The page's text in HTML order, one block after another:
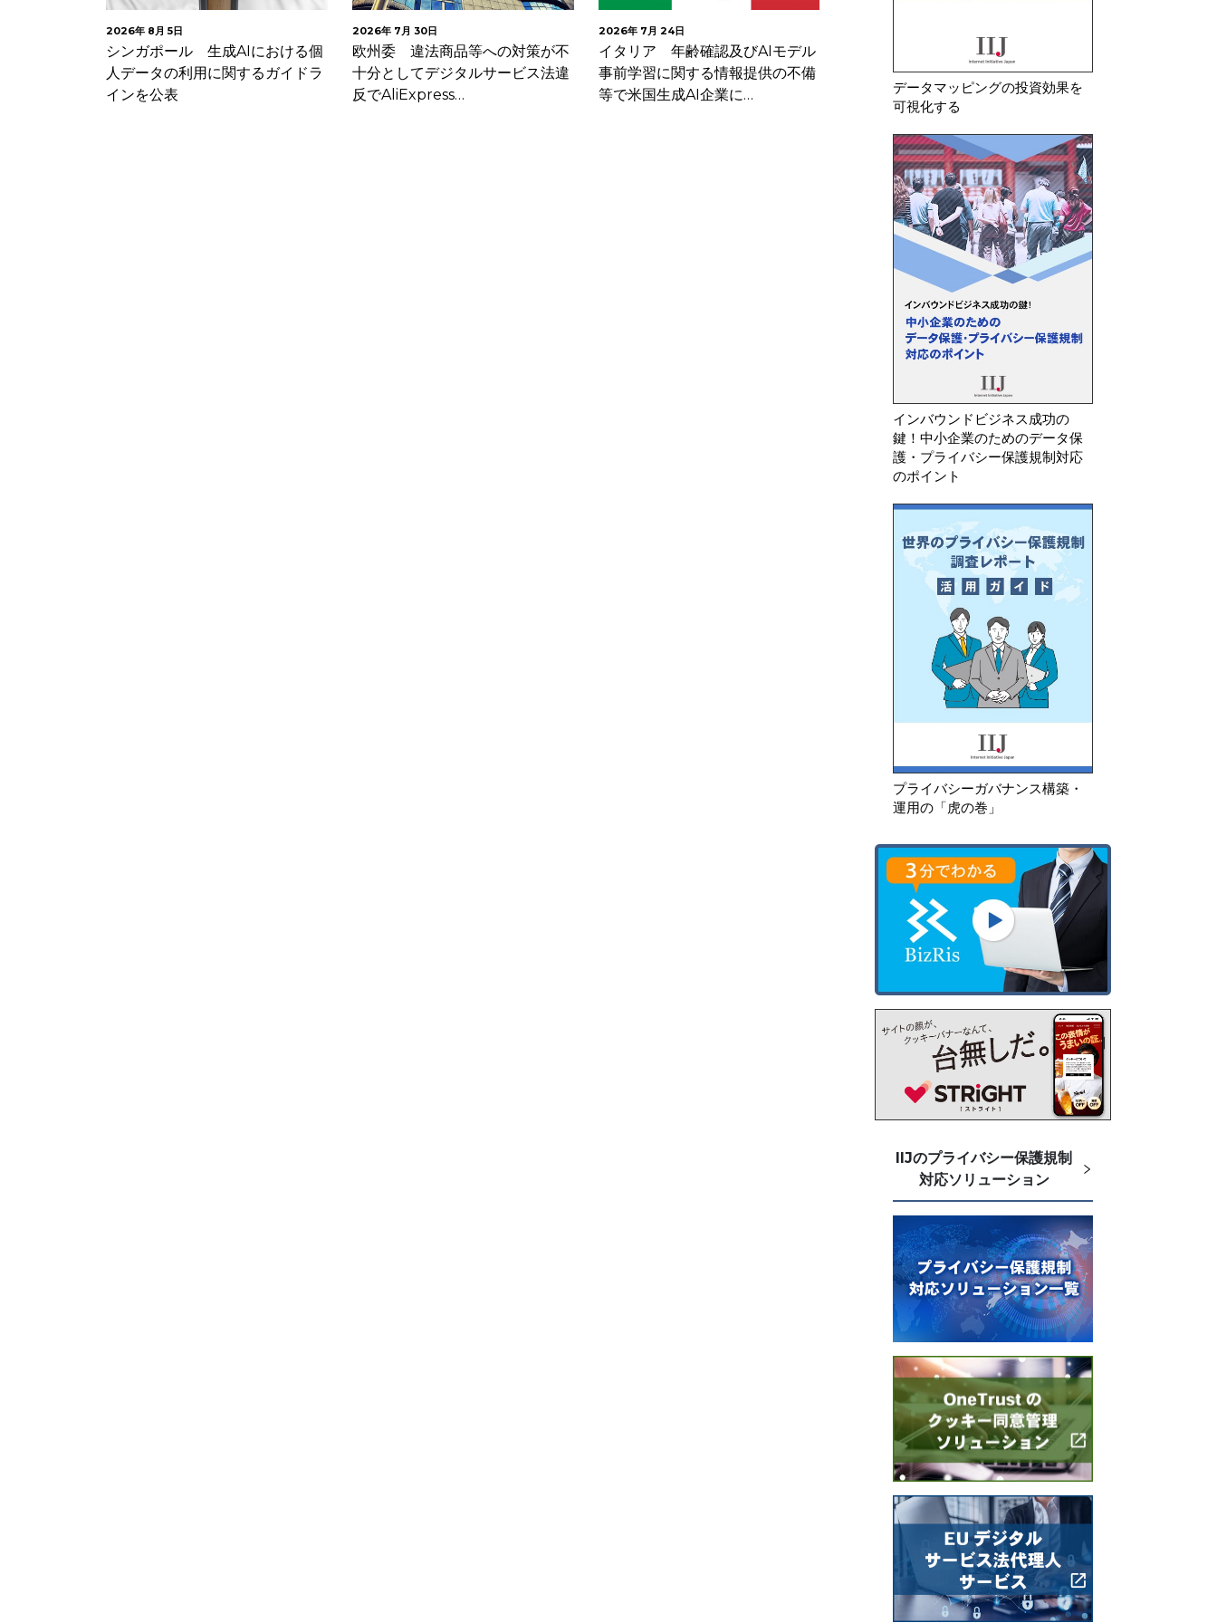
2026年 8月 5日
シンガポール 生成AIにおける個
人データの利用に関するガイドラ
インを公表
2026年 7月 30日
欧州委 違法商品等への対策が不
十分としてデジタルサービス法違
反でAliExpress…
2026年 7月 24日
イタリア 年齢確認及びAIモデル
事前学習に関する情報提供の不備
等で米国生成AI企業に…
韓国 安全管理措置の不備及び不
要な個人情報を廃棄していなかっ
たことを理由に生活用品メ…
ムを利用した電力
データマッピングの投資効果を
可視化する
インバウンドビジネス成功の
鍵！中小企業のためのデータ保
護・プライバシー保護規制対応
のポイント
プライバシーガバナンス構築・
運用の「虎の巻」
IIJのプライバシー保護規制
対応ソリューション